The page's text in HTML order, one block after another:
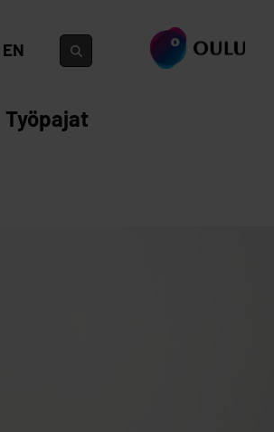
EN
siirry ouka.fi
Työpajat